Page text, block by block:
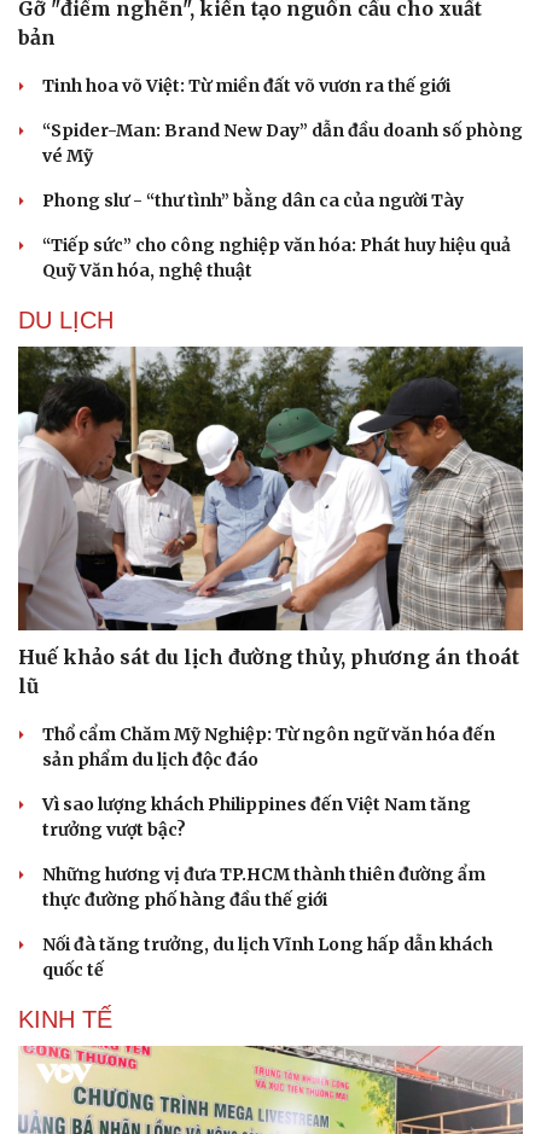
Du lịch
Săn Tour
check-in
Cửa sổ tình yêu
Kể chuyện cho bé
Hạt giống tâm hồn
Gỡ "điểm nghẽn", kiến tạo nguồn cầu cho xuất
bản
Tinh hoa võ Việt: Từ miền đất võ vươn ra thế giới
“Spider-Man: Brand New Day” dẫn đầu doanh số phòng
vé Mỹ
Phong slư - “thư tình” bằng dân ca của người Tày
“Tiếp sức” cho công nghiệp văn hóa: Phát huy hiệu quả
Quỹ Văn hóa, nghệ thuật
DU LỊCH
Huế khảo sát du lịch đường thủy, phương án thoát
lũ
Thổ cẩm Chăm Mỹ Nghiệp: Từ ngôn ngữ văn hóa đến
sản phẩm du lịch độc đáo
Vì sao lượng khách Philippines đến Việt Nam tăng
trưởng vượt bậc?
Những hương vị đưa TP.HCM thành thiên đường ẩm
thực đường phố hàng đầu thế giới
Nối đà tăng trưởng, du lịch Vĩnh Long hấp dẫn khách
quốc tế
KINH TẾ